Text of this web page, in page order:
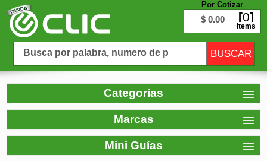
Por Cotizar
$ 0.00 0
Items
Categorías
Marcas
Mini Guías